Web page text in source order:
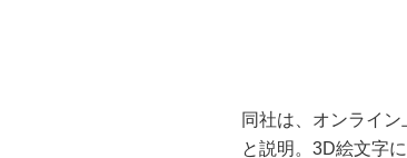
同社は、オンライ
と説明。3D絵文字